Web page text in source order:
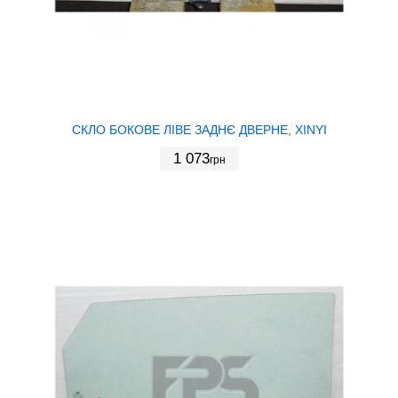
СКЛО БОКОВЕ ЛІВЕ ЗАДНЄ ДВЕРНЕ, XINYI
1 073грн